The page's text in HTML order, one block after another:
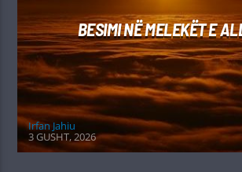
BESIMI NË MELEKËT E
Irfan Jahiu
3 GUSHT, 2026